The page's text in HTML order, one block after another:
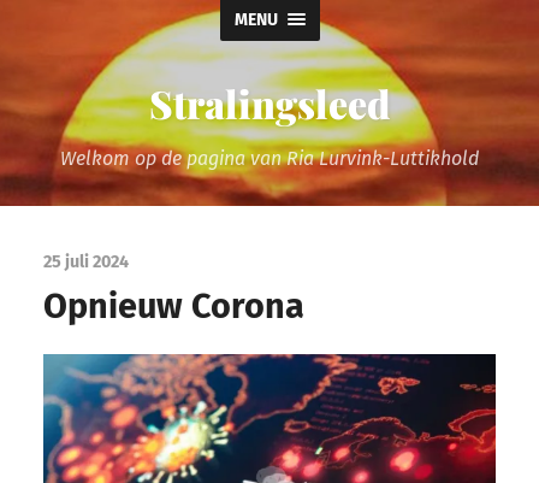
MENU
Stralingsleed
Welkom op de pagina van Ria Lurvink-Luttikhold
25 juli 2024
Opnieuw Corona